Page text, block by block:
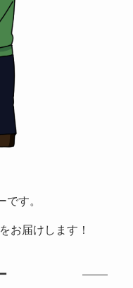
す。
お届けします！